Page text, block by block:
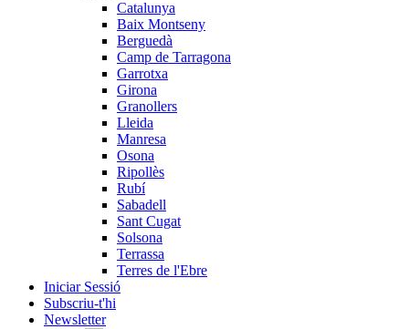
Catalunya
Baix Montseny
Berguedà
Camp de Tarragona
Garrotxa
Girona
Granollers
Lleida
Manresa
Osona
Ripollès
Rubí
Sabadell
Sant Cugat
Solsona
Terrassa
Terres de l'Ebre
Iniciar Sessió
Subscriu-t'hi
Newsletter